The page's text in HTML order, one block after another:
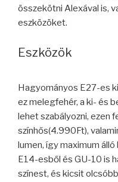
összekötni Alexával is,
eszközöket.
Eszközök
Hagyományos E27-es
ez melegfehér, a ki- és
lehet szabályozni, ezen
színhős(4.990Ft),
lumen, így maximum
E14-esből és GU-10 is
színest, és kicsit